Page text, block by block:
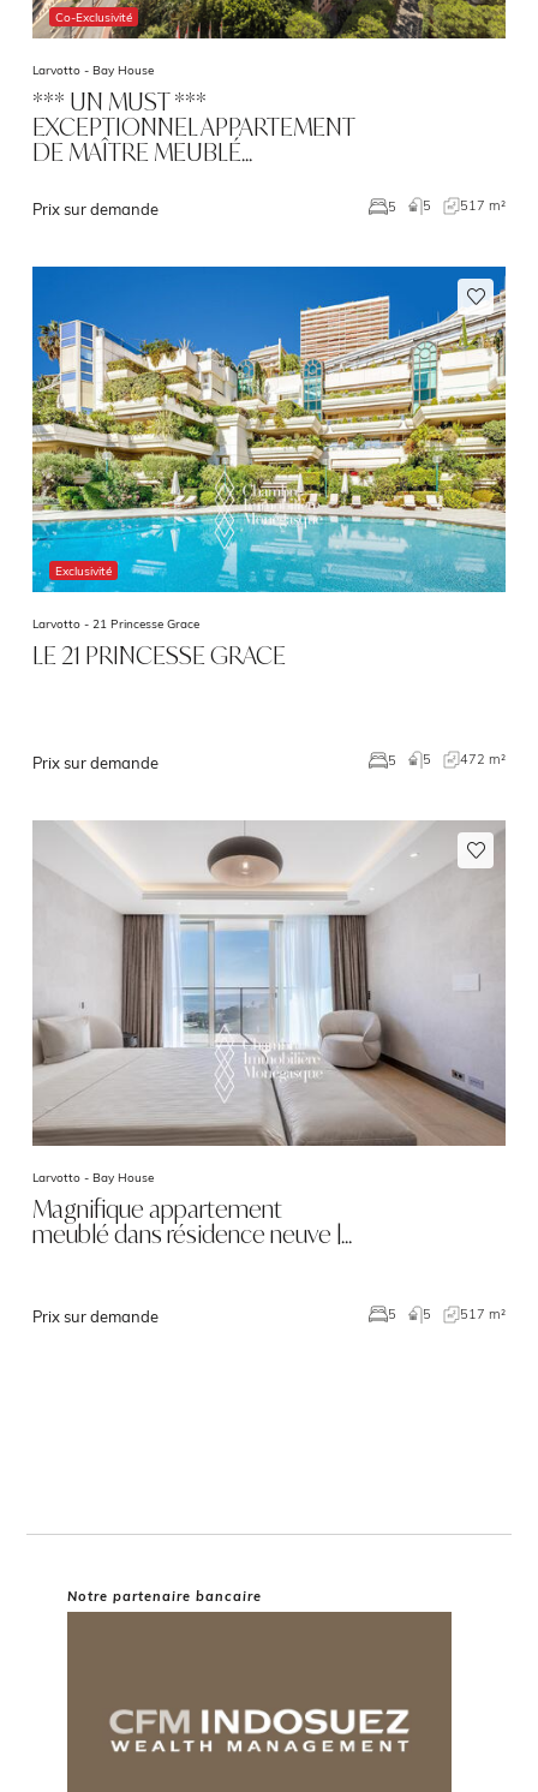
Co-Exclusivité
Larvotto - Bay House
*** UN MUST ***
EXCEPTIONNEL APPARTEMENT
DE MAÎTRE MEUBLÉ…
Prix sur demande 5 5 517 m²
Exclusivité
Larvotto - 21 Princesse Grace
LE 21 PRINCESSE GRACE
Prix sur demande 5 5 472 m²
Larvotto - Bay House
Magnifique appartement
meublé dans résidence neuve |…
Prix sur demande 5 5 517 m²
Notre partenaire bancaire